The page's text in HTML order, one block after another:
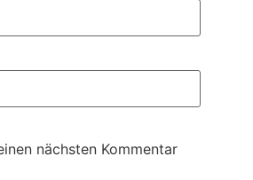
nächsten Kommentar